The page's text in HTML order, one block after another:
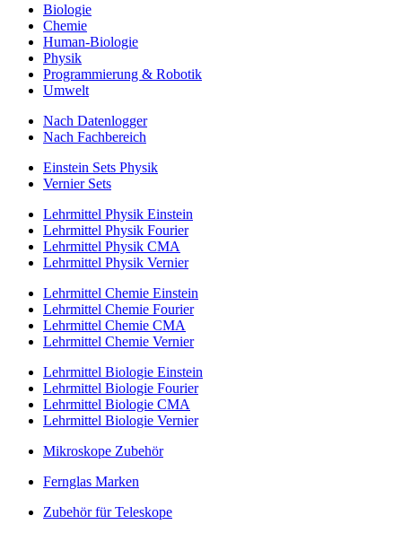
Biologie
Chemie
Human-Biologie
Physik
Programmierung & Robotik
Umwelt
Nach Datenlogger
Nach Fachbereich
Einstein Sets Physik
Vernier Sets
Lehrmittel Physik Einstein
Lehrmittel Physik Fourier
Lehrmittel Physik CMA
Lehrmittel Physik Vernier
Lehrmittel Chemie Einstein
Lehrmittel Chemie Fourier
Lehrmittel Chemie CMA
Lehrmittel Chemie Vernier
Lehrmittel Biologie Einstein
Lehrmittel Biologie Fourier
Lehrmittel Biologie CMA
Lehrmittel Biologie Vernier
Mikroskope Zubehör
Fernglas Marken
Zubehör für Teleskope